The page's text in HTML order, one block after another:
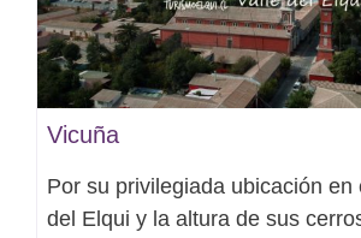
Vicuña
Por su privilegiada ubicación en
del Elqui y la altura de sus